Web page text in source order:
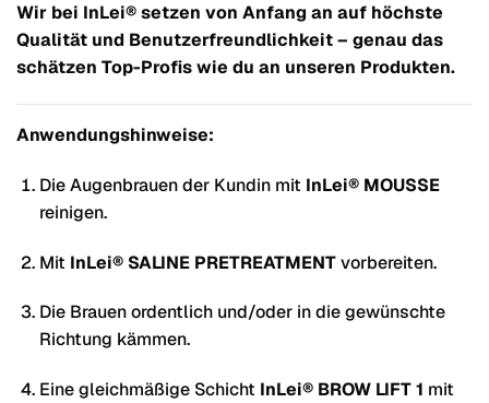
Wir bei InLei® setzen von Anfang an auf höchste
Qualität und Benutzerfreundlichkeit – genau das
schätzen Top-Profis wie du an unseren Produkten.
Anwendungshinweise:
Die Augenbrauen der Kundin mit InLei® MOUSSE
reinigen.
Mit InLei® SALINE PRETREATMENTvorbereiten.
Die Brauen ordentlich und/oder in die gewünschte
Richtung kämmen.
Eine gleichmäßige Schicht InLei® BROW LIFT 1 mit